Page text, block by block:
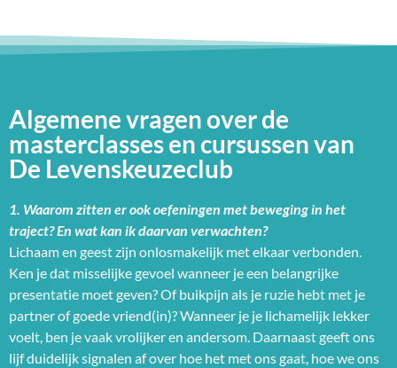
Algemene vragen over de
masterclasses en cursussen van
De Levenskeuzeclub
1. Waarom zitten er ook oefeningen met beweging in het
traject? En wat kan ik daarvan verwachten?
Lichaam en geest zijn onlosmakelijk met elkaar verbonden.
Ken je dat misselijke gevoel wanneer je een belangrijke
presentatie moet geven? Of buikpijn als je ruzie hebt met je
partner of goede vriend(in)? Wanneer je je lichamelijk lekker
voelt, ben je vaak vrolijker en andersom. Daarnaast geeft ons
lijf duidelijk signalen af over hoe het met ons gaat, hoe we ons